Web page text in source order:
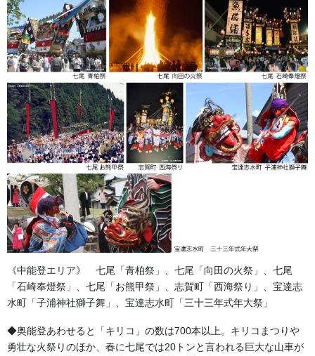
足袋,腹掛・股引、手拭
お知らせ
2026年8月
2026年7月
2026年6月
2026年5月
2026年2月
2025年7月
2025年6月
2025年5月
2024年11月
《中能登エリア》 七尾「青柏祭」、七尾「向田の火祭」、七尾
「石崎奉燈祭」、七尾「お熊甲祭」、志賀町「西海祭り」、宝達志
水町「子浦神社獅子舞」、宝達志水町「三十三年式年大祭」
◆奥能登あわせると「キリコ」の数は700本以上。キリコまつりや
勇壮な火祭りのほか、春に七尾では20トンと言われる巨大な山車が